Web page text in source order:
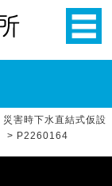
災害時下水直結式仮設
> P2260164